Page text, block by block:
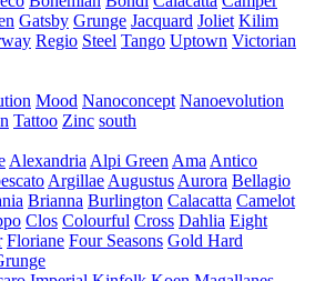
Gatsby Grunge Jacquard Joliet Kilim
Regio Steel Tango Uptown Victorian
Mood Nanoconcept Nanoevolution
Tattoo Zinc south
Alexandria Alpi Green Ama Antico
Argillae Augustus Aurora Bellagio
Brianna Burlington Calacatta Camelot
Clos Colourful Cross Dahlia Eight
Floriane Four Seasons Gold Hard